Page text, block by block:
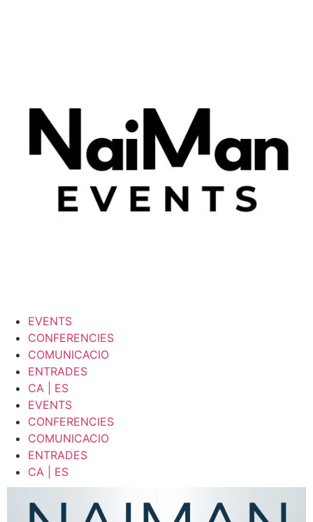
EVENTS
CONFERENCIES
COMUNICACIO
ENTRADES
CA | ES
EVENTS
CONFERENCIES
COMUNICACIO
ENTRADES
CA | ES